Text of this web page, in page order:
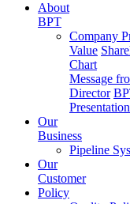
About
BPT
Company
Value
Chart
Message
Director
Presentation
Our
Business
Pipeline
Our
Customer
Policy